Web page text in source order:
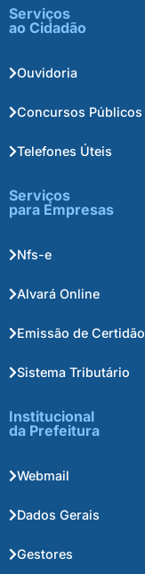
Serviços
ao Cidadão
Ouvidoria
Concursos Públicos
Telefones Úteis
Serviços
para Empresas
Nfs-e
Alvará Online
Emissão de Certidão
Sistema Tributário
Institucional
da Prefeitura
Webmail
Dados Gerais
Gestores